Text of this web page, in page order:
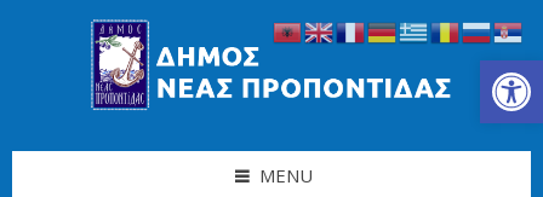
Ανοίξτε τη γραμμή εργαλείων
MENU